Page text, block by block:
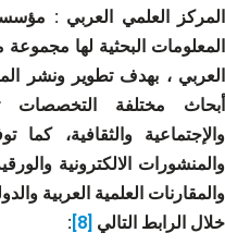
المركز العلمي العربي :
المعلومات البحثية لها
العربي ، بهدف تطوير ونشر
أبحاث مختلفة التخصصات
والإجتماعية والثقافية،
والمنشورات الالكترونية
والمقارنات العلمية العربية
خلال الرابط التالي
: